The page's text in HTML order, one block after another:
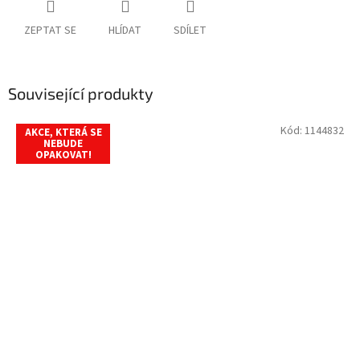
ZEPTAT SE HLÍDAT SDÍLET
Související produkty
AKCE, KTERÁ SE
NEBUDE
OPAKOVAT!
Kód: 1144832